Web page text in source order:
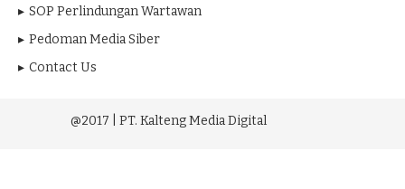
SOP Perlindungan Wartawan
Pedoman Media Siber
Contact Us
@2017 | PT. Kalteng Media Digital